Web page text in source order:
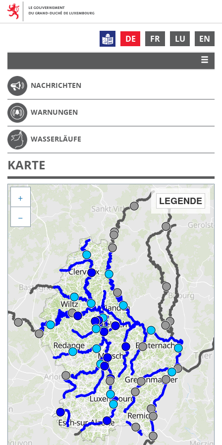
DE FR LU EN
NACHRICHTEN
WARNUNGEN
WASSERLÄUFE
KARTE
LEGENDE
+
−